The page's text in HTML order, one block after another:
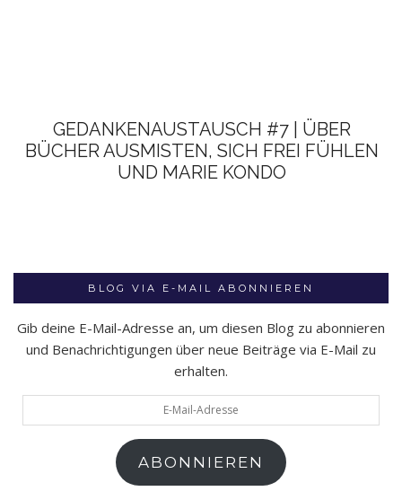
GEDANKENAUSTAUSCH #7 | ÜBER
BÜCHER AUSMISTEN, SICH FREI FÜHLEN
UND MARIE KONDO
BLOG VIA E-MAIL ABONNIEREN
Gib deine E-Mail-Adresse an, um diesen Blog zu abonnieren
und Benachrichtigungen über neue Beiträge via E-Mail zu
erhalten.
Mail-
ABONNIEREN